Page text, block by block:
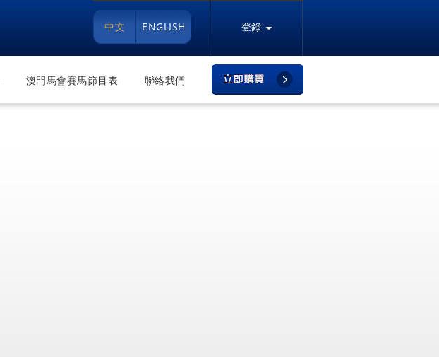
中文 ENGLISH 登錄
澳門馬會賽馬節目表 聯絡我們